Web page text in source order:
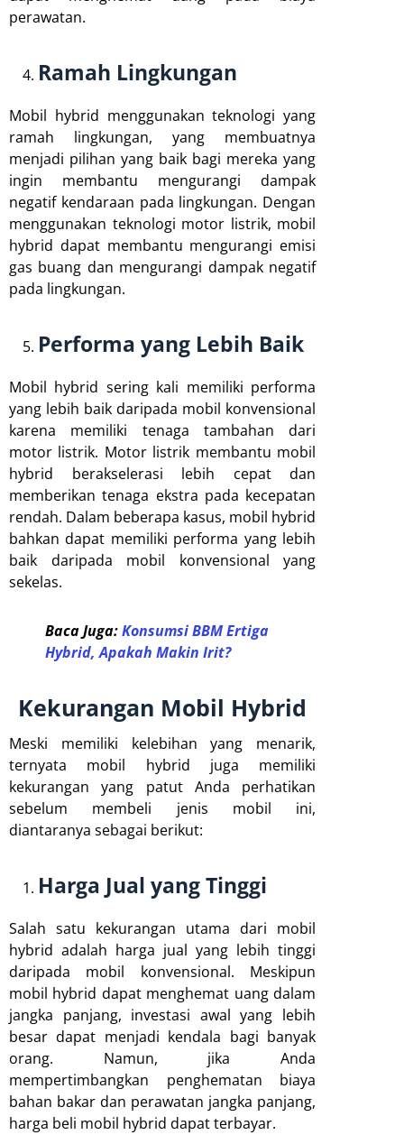
perawatan.
Ramah Lingkungan
Mobil hybrid menggunakan teknologi yang
ramah lingkungan, yang membuatnya
menjadi pilihan yang baik bagi mereka yang
ingin membantu mengurangi dampak
negatif kendaraan pada lingkungan. Dengan
menggunakan teknologi motor listrik, mobil
hybrid dapat membantu mengurangi emisi
gas buang dan mengurangi dampak negatif
pada lingkungan.
Performa yang Lebih Baik
Mobil hybrid sering kali memiliki performa
yang lebih baik daripada mobil konvensional
karena memiliki tenaga tambahan dari
motor listrik. Motor listrik membantu mobil
hybrid berakselerasi lebih cepat dan
memberikan tenaga ekstra pada kecepatan
rendah. Dalam beberapa kasus, mobil hybrid
bahkan dapat memiliki performa yang lebih
baik daripada mobil konvensional yang
sekelas.
Baca Juga:Konsumsi BBM Ertiga
Hybrid, Apakah Makin Irit?
Kekurangan Mobil Hybrid
Meski memiliki kelebihan yang menarik,
ternyata mobil hybrid juga memiliki
kekurangan yang patut Anda perhatikan
sebelum membeli jenis mobil ini,
diantaranya sebagai berikut:
Harga Jual yang Tinggi
Salah satu kekurangan utama dari mobil
hybrid adalah harga jual yang lebih tinggi
daripada mobil konvensional. Meskipun
mobil hybrid dapat menghemat uang dalam
jangka panjang, investasi awal yang lebih
besar dapat menjadi kendala bagi banyak
orang. Namun, jika Anda
mempertimbangkan penghematan biaya
bahan bakar dan perawatan jangka panjang,
harga beli mobil hybrid dapat terbayar.